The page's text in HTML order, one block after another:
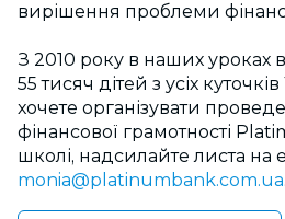
вирішення проблеми
З 2010 року в наших уроках
55 тисяч дітей з усіх
хочете організувати
фінансової грамотності
школі, надсилайте листа на
monia@platinumbank.com.ua